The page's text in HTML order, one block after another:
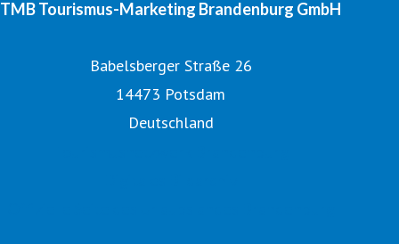
TMB Tourismus-Marketing Brandenburg GmbH
Babelsberger Straße 26
14473 Potsdam
Deutschland